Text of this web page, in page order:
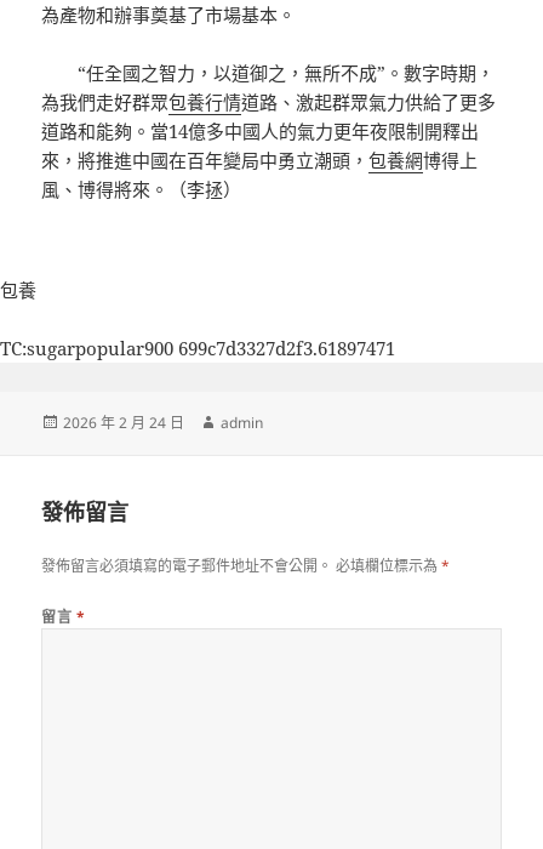
為產物和辦事奠基了市場基本。
“任全國之智力，以道御之，無所不成”。數字時期，
為我們走好群眾包養行情道路、激起群眾氣力供給了更多
道路和能夠。當14億多中國人的氣力更年夜限制開釋出
來，將推進中國在百年變局中勇立潮頭，包養網博得上
風、博得將來。（李拯）
包養
TC:sugarpopular900 699c7d3327d2f3.61897471
發
2026 年 2 月 24 日
作
admin
發佈留言
發佈留言必須填寫的電子郵件地址不會公開。 必填欄位標示為*
留言 *